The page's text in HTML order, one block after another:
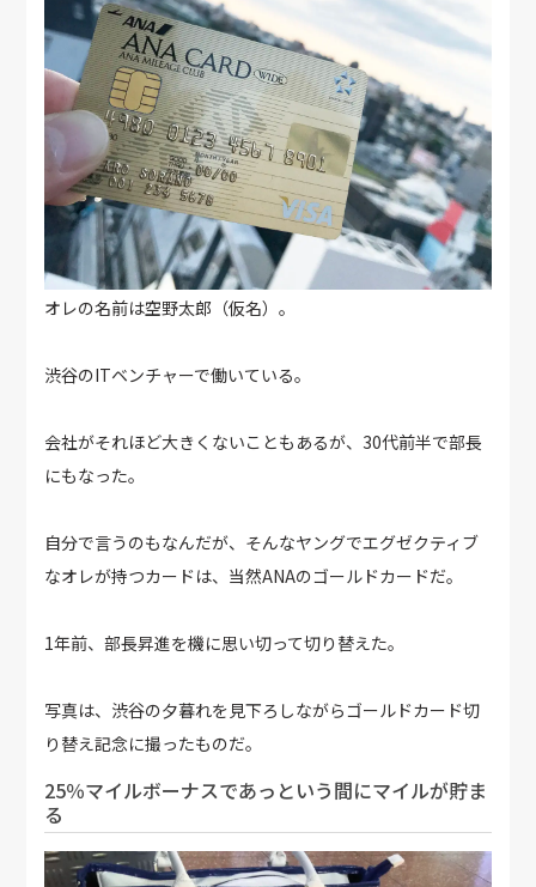
オレの名前は空野太郎（仮名）。
渋谷のITベンチャーで働いている。
会社がそれほど大きくないこともあるが、30代前半で部長
にもなった。
自分で言うのもなんだが、そんなヤングでエグゼクティブ
なオレが持つカードは、当然ANAのゴールドカードだ。
1年前、部長昇進を機に思い切って切り替えた。
写真は、渋谷の夕暮れを見下ろしながらゴールドカード切
り替え記念に撮ったものだ。
25％マイルボーナスであっという間にマイルが貯ま
る